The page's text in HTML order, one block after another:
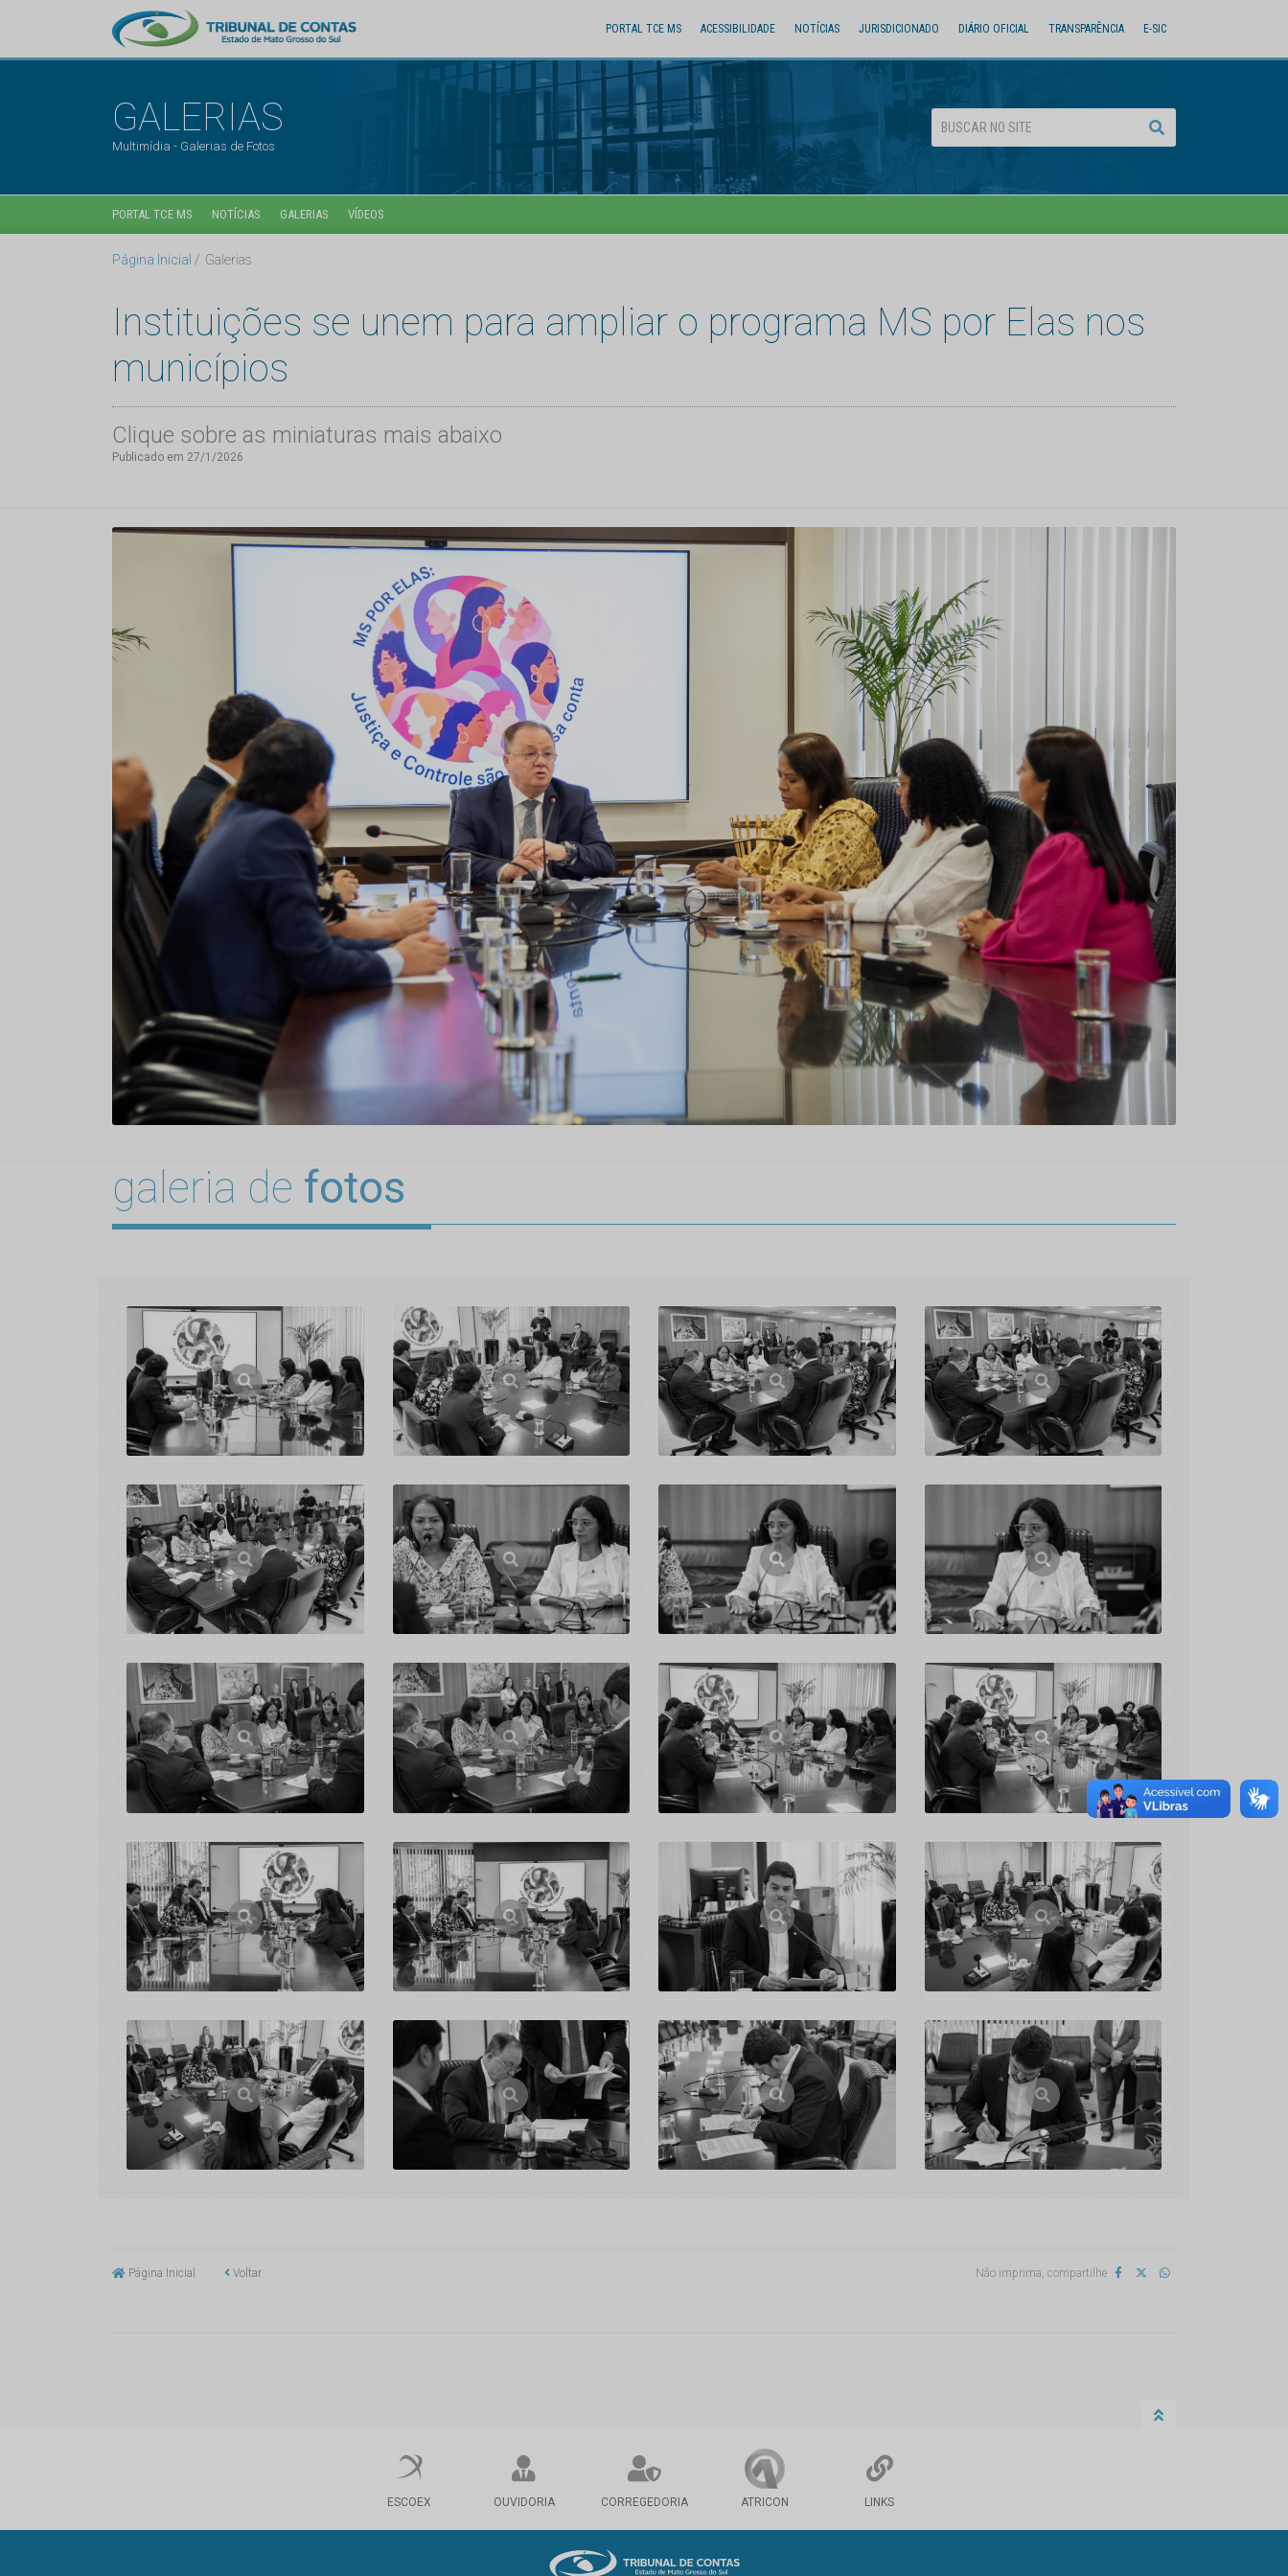
PORTAL TCE MS ACESSIBILIDADE NOTÍCIAS JURISDICIONADO DIÁRIO OFICIAL TRANSPARÊNCIA E-SIC
GALERIAS
Multimídia - Galerias de Fotos
PORTAL TCE MS NOTÍCIAS GALERIAS VÍDEOS
Página Inicial Galerias
Instituições se unem para ampliar o programa MS por Elas nos
municípios
Clique sobre as miniaturas mais abaixo
Publicado em 27/1/2026
galeria de fotos
Página Inicial Voltar Não imprima, compartilhe
ESCOEX OUVIDORIA CORREGEDORIA ATRICON LINKS